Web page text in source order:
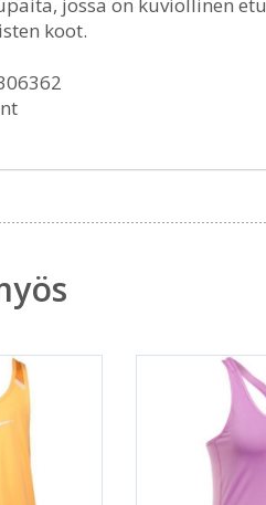
jossa on kuviollinen
koot.